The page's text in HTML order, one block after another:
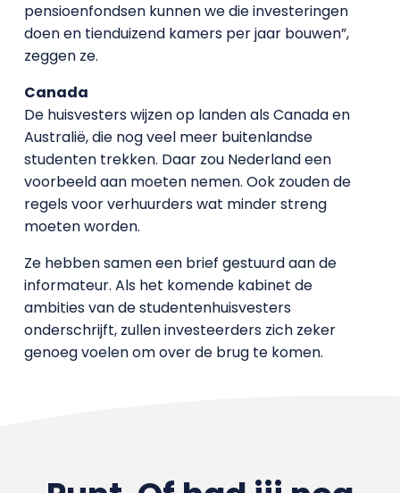
pensioenfondsen kunnen we die investeringen
doen en tienduizend kamers per jaar bouwen”,
zeggen ze.
Canada
De huisvesters wijzen op landen als Canada en
Australië, die nog veel meer buitenlandse
studenten trekken. Daar zou Nederland een
voorbeeld aan moeten nemen. Ook zouden de
regels voor verhuurders wat minder streng
moeten worden.
Ze hebben samen een brief gestuurd aan de
informateur. Als het komende kabinet de
ambities van de studentenhuisvesters
onderschrijft, zullen investeerders zich zeker
genoeg voelen om over de brug te komen.